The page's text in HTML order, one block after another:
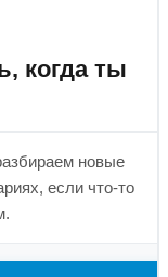
когда ты
новые
если что-то